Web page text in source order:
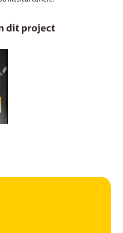
dit project